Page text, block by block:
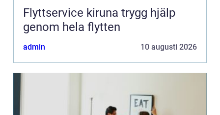
Flyttservice kiruna trygg hjälp
genom hela flytten
admin 10 augusti 2026